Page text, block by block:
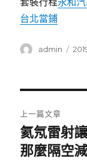
台北當鋪
作
admin
發
章
導
上一篇文章
上
一
氦氖雷射
那麼隔空